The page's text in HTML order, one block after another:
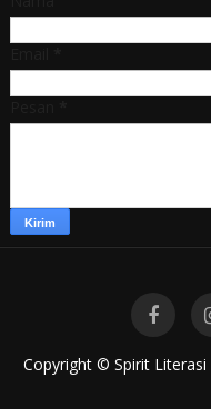
Copyright © Spirit Literasi